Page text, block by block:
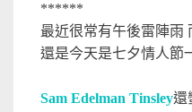
******
最近很常有午後雷陣雨
還是今天是七夕情人節
Sam Edelman Tinsley還